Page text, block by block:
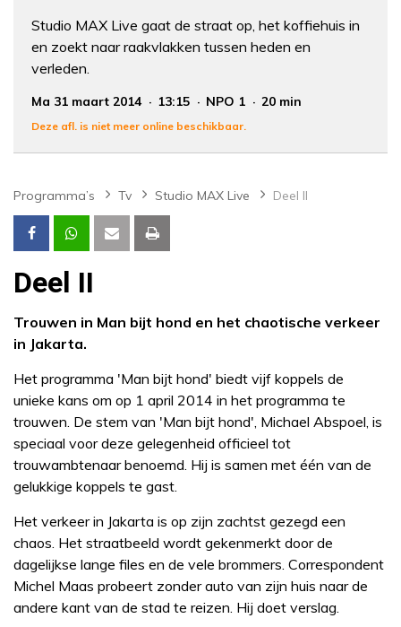
Studio MAX Live gaat de straat op, het koffiehuis in
en zoekt naar raakvlakken tussen heden en
verleden.
Ma 31 maart 2014 13:15 NPO 1 20 min
Deze afl. is niet meer online beschikbaar.
Programma’s Tv Studio MAX Live Deel II
Deel II
Trouwen in Man bijt hond en het chaotische verkeer
in Jakarta.
Het programma 'Man bijt hond' biedt vijf koppels de
unieke kans om op 1 april 2014 in het programma te
trouwen. De stem van 'Man bijt hond', Michael Abspoel, is
speciaal voor deze gelegenheid officieel tot
trouwambtenaar benoemd. Hij is samen met één van de
gelukkige koppels te gast.
Het verkeer in Jakarta is op zijn zachtst gezegd een
chaos. Het straatbeeld wordt gekenmerkt door de
dagelijkse lange files en de vele brommers. Correspondent
Michel Maas probeert zonder auto van zijn huis naar de
andere kant van de stad te reizen. Hij doet verslag.